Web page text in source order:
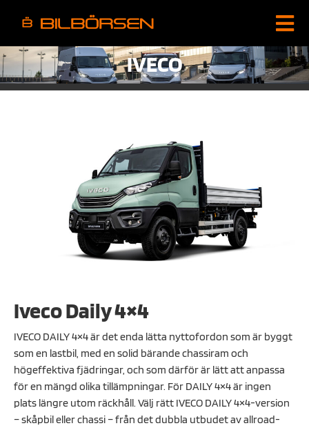
IVECO
Iveco Daily 4×4
IVECO DAILY 4×4 är det enda lätta nyttofordon som är byggt
som en lastbil, med en solid bärande chassiram och
högeffektiva fjädringar, och som därför är lätt att anpassa
för en mängd olika tillämpningar. För DAILY 4×4 är ingen
plats längre utom räckhåll. Välj rätt IVECO DAILY 4×4-version
– skåpbil eller chassi – från det dubbla utbudet av allroad-